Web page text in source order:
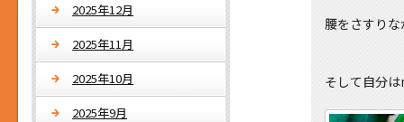
腰をさすり
そして自分
2025年12月
2025年11月
2025年10月
2025年9月